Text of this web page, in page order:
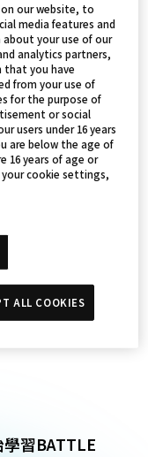
學習BATTLE
on our website, to
media features and
your use of our
analytics partners,
that you have
from your use of
for the purpose of
or social
users under 16 years
are below the age of
16 years of age or
cookie settings,
ALL COOKIES